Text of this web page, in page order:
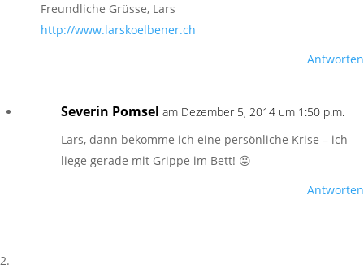
Freundliche Grüsse, Lars
http://www.larskoelbener.ch
Antworten
Severin Pomsel am Dezember 5, 2014 um 1:50 p.m.
Lars, dann bekomme ich eine persönliche Krise – ich
liege gerade mit Grippe im Bett! 😛
Antworten